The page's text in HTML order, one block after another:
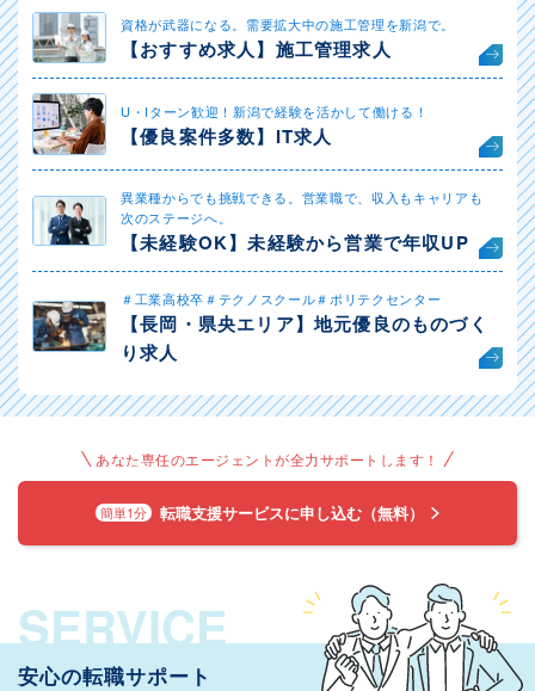
資格が武器になる。需要拡大中の施工管理を新潟で。
【おすすめ求人】施工管理求人
U・Iターン歓迎！新潟で経験を活かして働ける！
【優良案件多数】IT求人
異業種からでも挑戦できる。営業職で、収入もキャリアも
次のステージへ。
【未経験OK】未経験から営業で年収UP
＃工業高校卒＃テクノスクール＃ポリテクセンター
【長岡・県央エリア】地元優良のものづく
り求人
あなた専任のエージェントが全力サポートします！
簡単1分 転職支援サービスに申し込む（無料）
SERVICE
安心の転職サポート